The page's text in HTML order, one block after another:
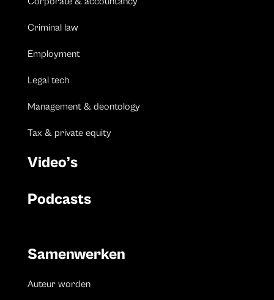
Criminal law
Employment
Legal tech
Management & deontology
Tax & private equity
Video’s
Podcasts
Samenwerken
Auteur worden